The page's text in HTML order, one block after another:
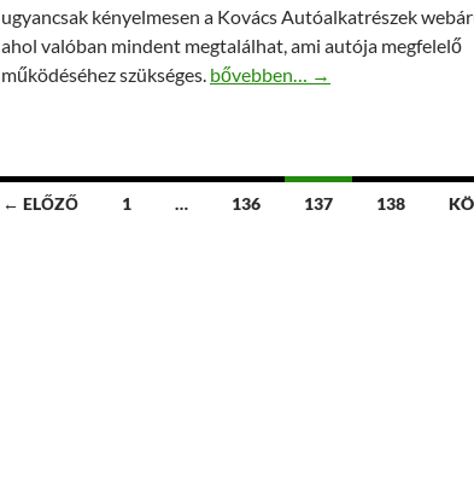
ugyancsak kényelmesen a Kovács Autóalkatrészek
ahol valóban mindent megtalálhat, ami autója megfelelő
működéséhez szükséges. Féltengely gumiharang készlet
bővebben… →
← ELŐZŐ 1 … 136 137 138